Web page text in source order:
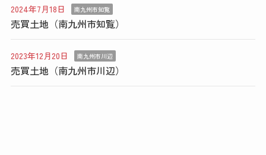
2024年7月18日 南九州市知覧
売買土地（南九州市知覧）
2023年12月20日 南九州市川辺
売買土地（南九州市川辺）